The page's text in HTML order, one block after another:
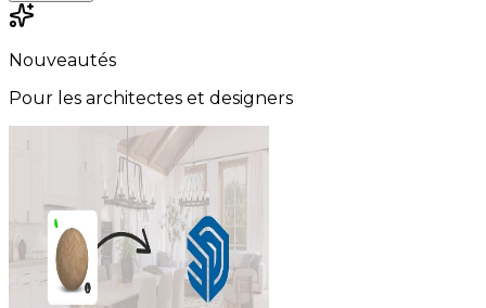
Nouveautés
Pour les architectes et designers